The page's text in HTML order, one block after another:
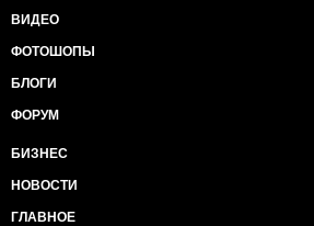
ВИДЕО
ФОТОШОПЫ
БЛОГИ
ФОРУМ
БИЗНЕС
НОВОСТИ
ГЛАВНОЕ